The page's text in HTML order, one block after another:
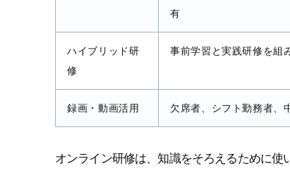
有
ハイブリッド研
修
事前学習と実践研修を組
録画・動画活用 欠席者、シフト勤務者、
オンライン研修は、知識をそろえるために